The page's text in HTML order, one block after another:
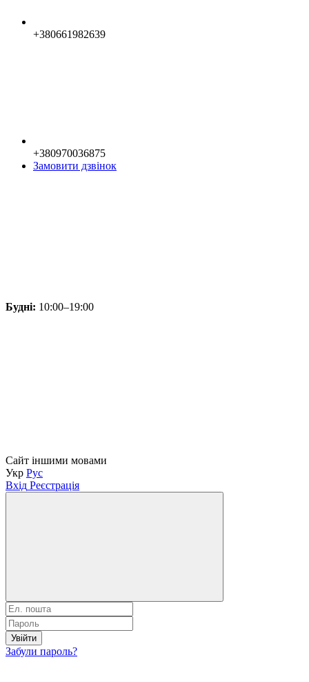
+380661982639
+380970036875
Замовити дзвінок
Будні: 10:00–19:00
Сайт іншими мовами
Укр Рус
Вхід Реєстрація
Увійти
Забули пароль?